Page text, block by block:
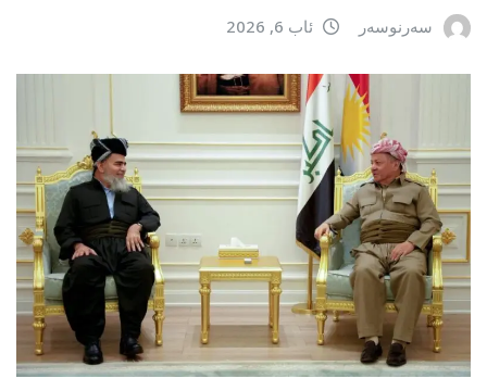
سەرنوسەر ئاب 6, 2026